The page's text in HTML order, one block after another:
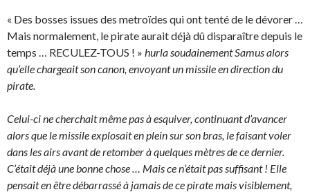
« Des bosses issues des metroïdes qui ont tenté de le dévorer …
Mais normalement, le pirate aurait déjà dû disparaître depuis le
temps … RECULEZ-TOUS ! » hurla soudainement Samus alors
qu’elle chargeait son canon, envoyant un missile en direction du
pirate.
Celui-ci ne cherchait même pas à esquiver, continuant d’avancer
alors que le missile explosait en plein sur son bras, le faisant voler
dans les airs avant de retomber à quelques mètres de ce dernier.
C’était déjà une bonne chose … Mais ce n’était pas suffisant ! Elle
pensait en être débarrassé à jamais de ce pirate mais visiblement,